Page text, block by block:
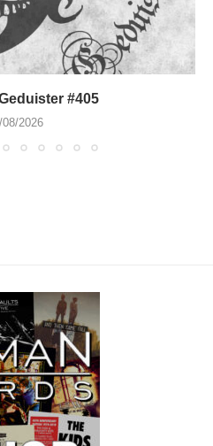
#405
08/2026